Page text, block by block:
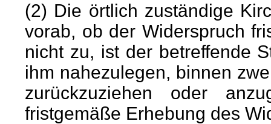
(2) Die örtlich zuständige
vorab, ob der Widerspruch
nicht zu, ist der betreffende
ihm nahezulegen, binnen
zurückzuziehen oder
fristgemäße Erhebung des